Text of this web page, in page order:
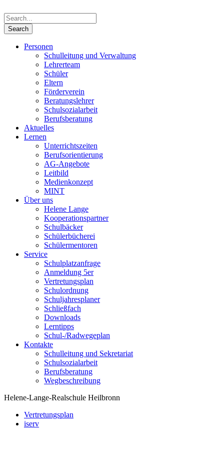
Personen
Schulleitung und Verwaltung
Lehrerteam
Schüler
Eltern
Förderverein
Beratungslehrer
Schulsozialarbeit
Berufsberatung
Aktuelles
Lernen
Unterrichtszeiten
Berufsorientierung
AG-Angebote
Leitbild
Medienkonzept
MINT
Über uns
Helene Lange
Kooperationspartner
Schulbäcker
Schülerbücherei
Schülermentoren
Service
Schulplatzanfrage
Anmeldung 5er
Vertretungsplan
Schulordnung
Schuljahresplaner
Schließfach
Downloads
Lerntipps
Schul-/Radwegeplan
Kontakte
Schulleitung und Sekretariat
Schulsozialarbeit
Berufsberatung
Wegbeschreibung
Helene-Lange-Realschule Heilbronn
Vertretungsplan
iserv